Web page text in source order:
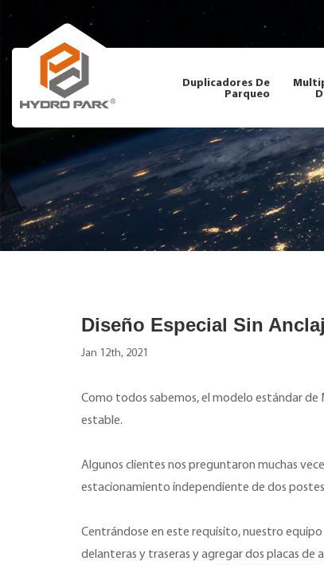
Duplicadores De
Parqueo
Diseño Especial Sin
Jan 12th, 2021
Como todos sabemos, el modelo estándar de
estable.
Algunos clientes nos preguntaron muchas
estacionamiento independiente de dos
Centrándose en este requisito, nuestro
delanteras y traseras y agregar dos placas de